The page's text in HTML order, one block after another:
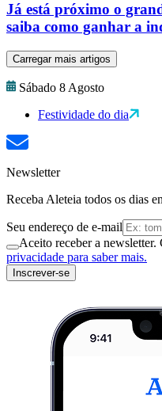
Já está próximo o
saiba como ganhar a
Carregar mais artigos
Sábado 8 Agosto
Festividade do dia
Newsletter
Receba Aleteia todos os dias
Seu endereço de e-mail
Aceito receber a newsletter.
privacidade para saber mais.
Inscrever-se